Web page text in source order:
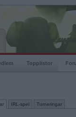
Topplistor
IRL-spel Turneringar